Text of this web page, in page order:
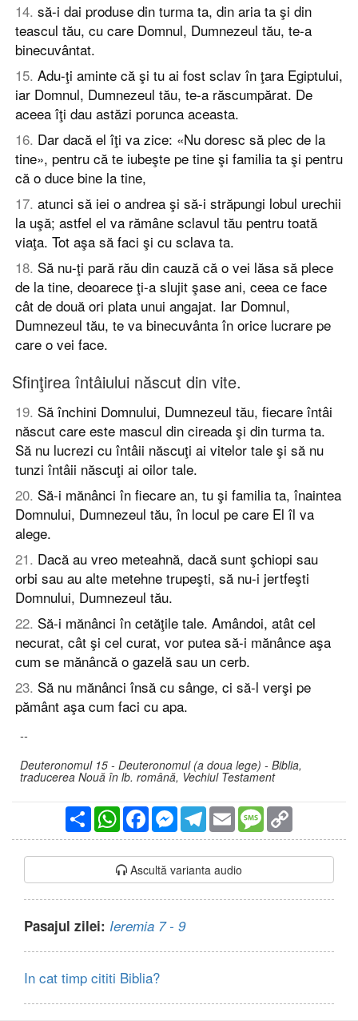
14. să-i dai produse din turma ta, din aria ta şi din
teascul tău, cu care Domnul, Dumnezeul tău, te-a
binecuvântat.
15. Adu-ţi aminte că şi tu ai fost sclav în ţara Egiptului,
iar Domnul, Dumnezeul tău, te-a răscumpărat. De
aceea îţi dau astăzi porunca aceasta.
16. Dar dacă el îţi va zice: «Nu doresc să plec de la
tine», pentru că te iubeşte pe tine şi familia ta şi pentru
că o duce bine la tine,
17. atunci să iei o andrea şi să-i străpungi lobul urechii
la uşă; astfel el va rămâne sclavul tău pentru toată
viaţa. Tot aşa să faci şi cu sclava ta.
18. Să nu-ţi pară rău din cauză că o vei lăsa să plece
de la tine, deoarece ţi-a slujit şase ani, ceea ce face
cât de două ori plata unui angajat. Iar Domnul,
Dumnezeul tău, te va binecuvânta în orice lucrare pe
care o vei face.
Sfinţirea întâiului născut din vite.
19. Să închini Domnului, Dumnezeul tău, fiecare întâi
născut care este mascul din cireada şi din turma ta.
Să nu lucrezi cu întâii născuţi ai vitelor tale şi să nu
tunzi întâii născuţi ai oilor tale.
20. Să-i mănânci în fiecare an, tu şi familia ta, înaintea
Domnului, Dumnezeul tău, în locul pe care El îl va
alege.
21. Dacă au vreo meteahnă, dacă sunt şchiopi sau
orbi sau au alte metehne trupeşti, să nu-i jertfeşti
Domnului, Dumnezeul tău.
22. Să-i mănânci în cetăţile tale. Amândoi, atât cel
necurat, cât şi cel curat, vor putea să-i mănânce aşa
cum se mănâncă o gazelă sau un cerb.
23. Să nu mănânci însă cu sânge, ci să-l verşi pe
pământ aşa cum faci cu apa.
--
Deuteronomul 15 - Deuteronomul (a doua lege) - Biblia,
traducerea Nouă în lb. română, Vechiul Testament
PartajareWhatsAppFacebookMessengerTelegram
Email Message
Ascultă varianta audio
Pasajul zilei: Ieremia 7 - 9
In cat timp cititi Biblia?